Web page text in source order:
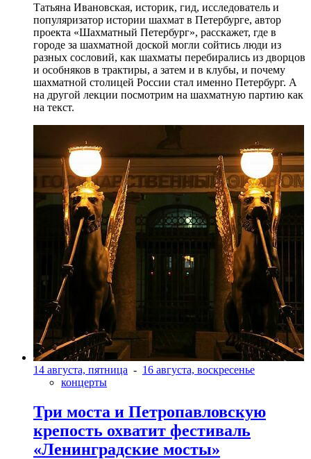
Татьяна Ивановская, историк, гид, исследователь и
популяризатор истории шахмат в Петербурге, автор
проекта «Шахматный Петербург», расскажет, где в
городе за шахматной доской могли сойтись люди из
разных сословий, как шахматы перебирались из дворцов
и особняков в трактиры, а затем и в клубы, и почему
шахматной столицей России стал именно Петербург. А
на другой лекции посмотрим на шахматную партию как
на текст.
14 августа, пятница - 16 августа, воскресенье
концерты
Три моста и Петропавловскую
крепость охватит фестиваль
«Ленинградские мосты»